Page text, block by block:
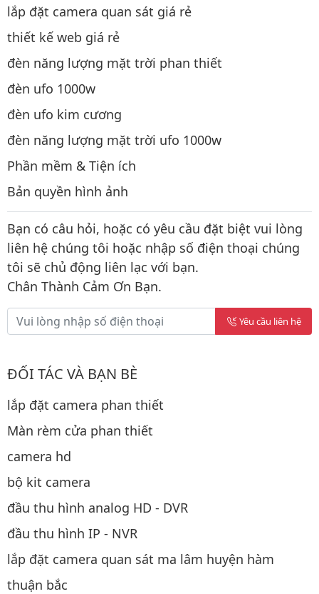
lắp đặt camera quan sát giá rẻ
thiết kế web giá rẻ
đèn năng lượng mặt trời phan thiết
đèn ufo 1000w
đèn ufo kim cương
đèn năng lượng mặt trời ufo 1000w
Phần mềm & Tiện ích
Bản quyền hình ảnh
Bạn có câu hỏi, hoặc có yêu cầu đặt biệt vui lòng
liên hệ chúng tôi hoặc nhập số điện thoại chúng
tôi sẽ chủ động liên lạc với bạn.
Chân Thành Cảm Ơn Bạn.
Yêu cầu liên hệ
ĐỐI TÁC VÀ BẠN BÈ
lắp đặt camera phan thiết
Màn rèm cửa phan thiết
camera hd
bộ kit camera
đầu thu hình analog HD - DVR
đầu thu hình IP - NVR
lắp đặt camera quan sát ma lâm huyện hàm
thuận bắc